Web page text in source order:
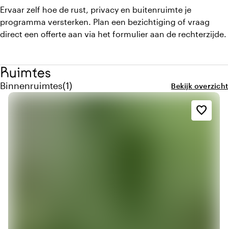
Ervaar zelf hoe de rust, privacy en buitenruimte je
programma versterken. Plan een bezichtiging of vraag
direct een offerte aan via het formulier aan de rechterzijde.
Ruimtes
Binnenruimtes
Aantal binnenruimtes: 1
(1) Bekijk overzicht
favorite_border